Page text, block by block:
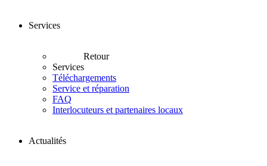
Services
Retour
Services
Téléchargements
Service et réparation
FAQ
Interlocuteurs et partenaires locaux
Actualités